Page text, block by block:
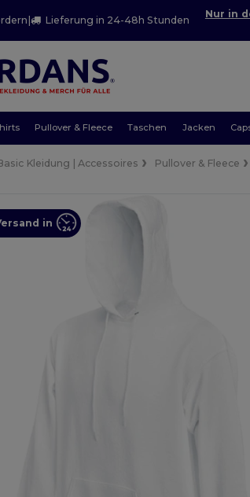
| Lieferung in 24-48h Stunden
Nur in
Pullover & Fleece Taschen Jacken
Kleidung | Accessoires Pullover & Fleece
in